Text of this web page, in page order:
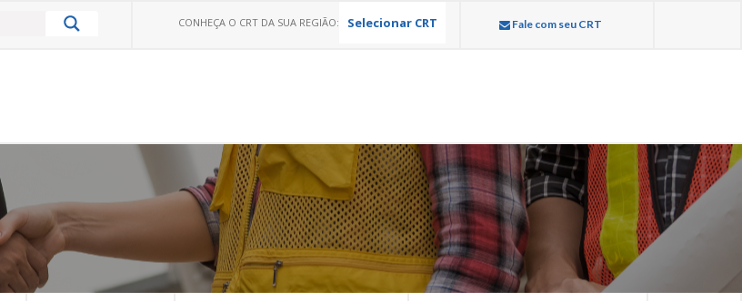
CONHEÇA O CRT DA SUA REGIÃO: Selecionar CRT Fale com seu CRT